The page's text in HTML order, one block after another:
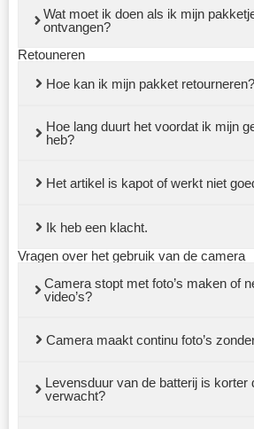
Wat moet ik doen als ik mijn
ontvangen?
Retouneren
Hoe kan ik mijn pakket retourneren?
Hoe lang duurt het voordat ik mijn
heb?
Het artikel is kapot of werkt niet
Ik heb een klacht.
Vragen over het gebruik van de camera
Camera stopt met foto’s maken of
video’s?
Camera maakt continu foto’s
Levensduur van de batterij is korter
verwacht?